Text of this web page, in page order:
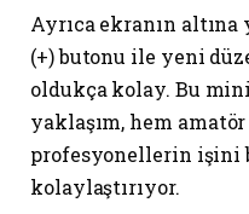
Ayrıca ekranın
(+) butonu ile yeni
oldukça kolay. Bu
yaklaşım, hem
profesyonellerin işini
kolaylaştırıyor.